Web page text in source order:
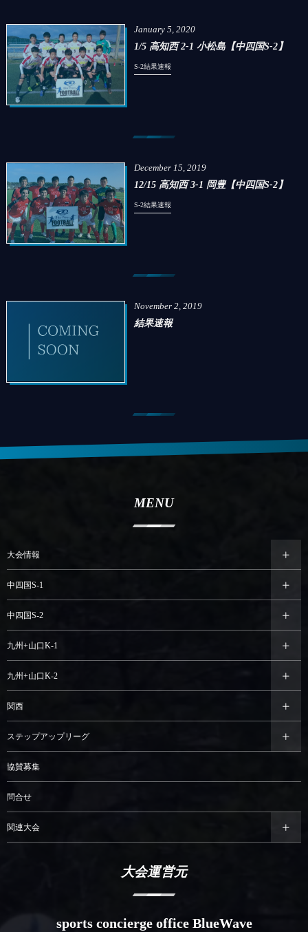
January 5 ,2020
1/5 高知西 2-1 小松島【中四国S-2】
S-2結果速報
December 15,2019
12/15 高知西 3-1 岡豊【中四国S-2】
S-2結果速報
November 2,2019
結果速報
MENU
大会情報
中四国S-1
中四国S-2
九州+山口K-1
九州+山口K-2
関西
ステップアップリーグ
協賛募集
問合せ
関連大会
大会運営元
sports concierge office BlueWave